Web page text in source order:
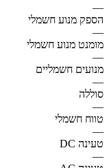
—
הספק מנוע חשמלי
—
מומנט מנוע חשמלי
—
מנועים חשמליים
—
סוללה
—
טווח חשמלי
—
טעינה DC
—